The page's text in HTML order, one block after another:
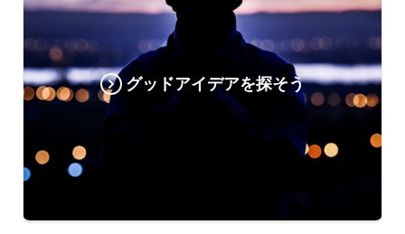
グッドアイデアを探そう